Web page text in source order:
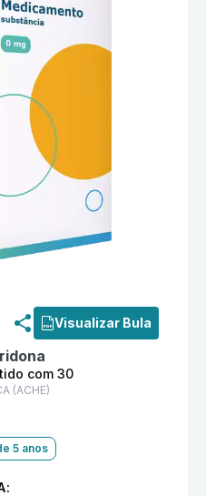
Visualizar Bula
com 30
(ACHE)
5 anos